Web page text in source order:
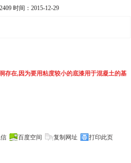
时间：2015-12-29
洞存在,因为要用粘度较小的底漆用于混凝土的
混凝土表面层强度,以达到奠定基础施工涂层的
进行调节.
存在,因为要用粘度较小的底漆用于混凝土的基
凝土表面层强度,以达到奠定基础施工涂层的基
来进行调节。
百度空间 复制网址
打印此页